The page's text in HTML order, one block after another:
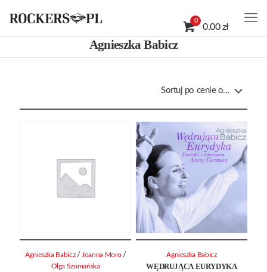
0
0.00 zł
Agnieszka Babicz
Agnieszka Babicz /Joanna Moro /
Olga Szomańska
WĘDRUJĄCA EURYDYKA
Agnieszka Babicz